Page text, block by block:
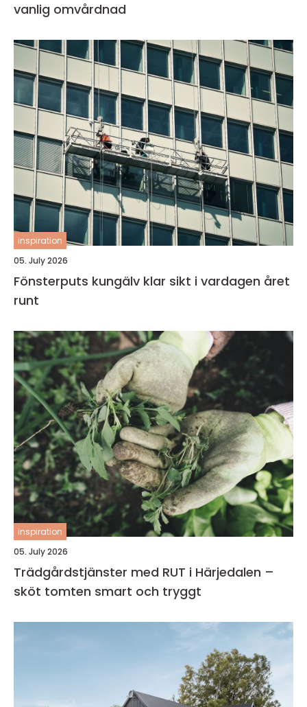
vanlig omvårdnad
inspiration
05. July 2026
Fönsterputs kungälv klar sikt i vardagen året
runt
inspiration
05. July 2026
Trädgårdstjänster med RUT i Härjedalen –
sköt tomten smart och tryggt